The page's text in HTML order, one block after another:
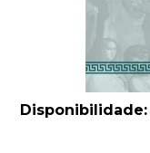
Disponibilidade: